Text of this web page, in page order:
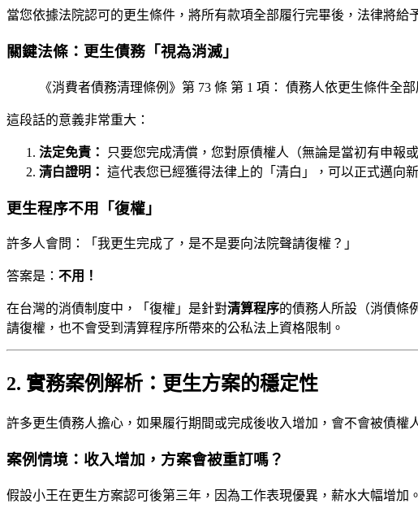
當您依據法院認可的更生條件，將所有款項全部履行完畢後，法律將
關鍵法條：更生債務「視為消滅」
《消費者債務清理條例》第 73 條 第 1 項： 債務人依更生條件全
這段話的意義非常重大：
法定免責： 只要您完成清償，您對原債權人（無論是當初有申報
清白證明： 這代表您已經獲得法律上的「清白」，可以正式邁向
更生程序不用「復權」
許多人會問：「我更生完成了，是不是要向法院聲請復權？」
答案是： 不用！
在台灣的消債制度中，「復權」是針對清算程序的債務人所設（消債條
請復權，也不會受到清算程序所帶來的公私法上資格限制。
2. 實務案例解析：更生方案的穩定性
許多更生債務人擔心，如果履行期間或完成後收入增加，會不會被債權
案例情境：收入增加，方案會被重訂嗎？
假設小王在更生方案認可後第三年，因為工作表現優異，薪水大幅增